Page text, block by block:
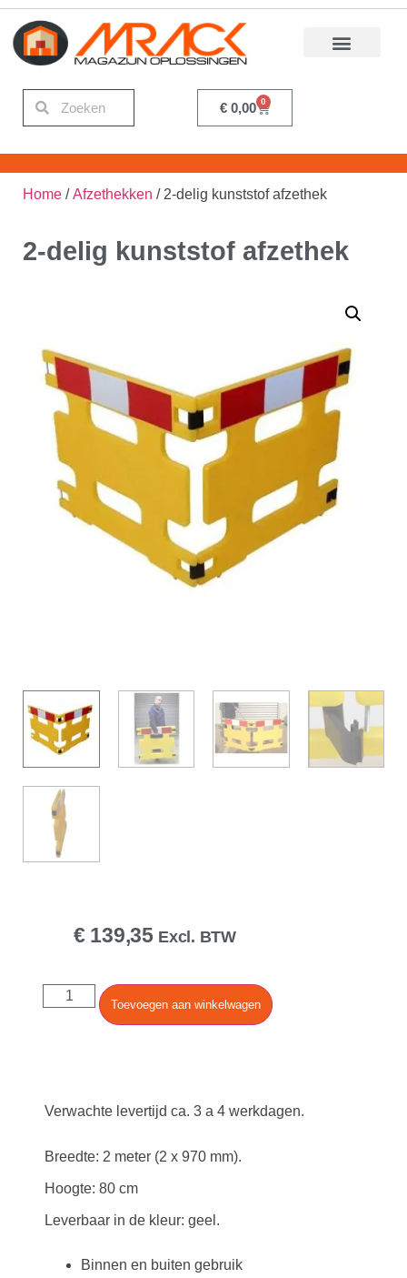
€0,00 0
Home /Afzethekken / 2-delig kunststof afzethek
2-delig kunststof afzethek
€139,35 Excl. BTW
Toevoegen aan winkelwagen
Verwachte levertijd ca. 3 a 4 werkdagen.
Breedte: 2 meter (2 x 970 mm).
Hoogte: 80 cm
Leverbaar in de kleur: geel.
Binnen en buiten gebruik